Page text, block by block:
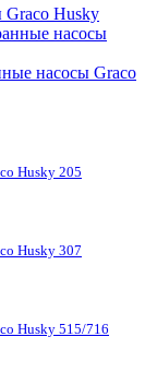
Graco Husky
насосы Graco
Husky 205
Husky 307
Husky 515/716